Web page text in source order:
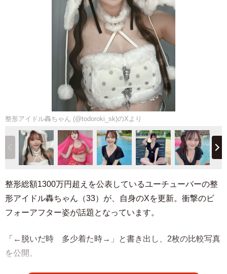
整形アイドル轟ちゃん (@todoroki_sk)のXより
整形総額1300万円超えを公表しているユーチューバーの整
形アイドル轟ちゃん（33）が、自身のXを更新。衝撃のビ
フォーアフター姿が話題となっています。
「←脱いだ時 多少着た時→」と書き出し、2枚の比較写真
を公開。